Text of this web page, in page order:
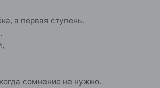
а первая ступень.
сомнение не нужно.